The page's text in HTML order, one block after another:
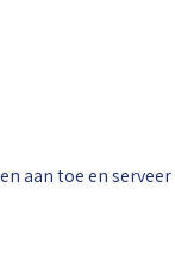
aan toe en serveer